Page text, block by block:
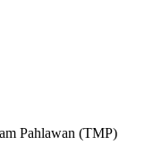
Pahlawan (TMP)